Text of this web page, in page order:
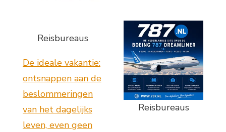
Reisbureaus
De ideale vakantie:
ontsnappen aan de
beslommeringen
van het dagelijks
leven, even geen
Reisbureaus